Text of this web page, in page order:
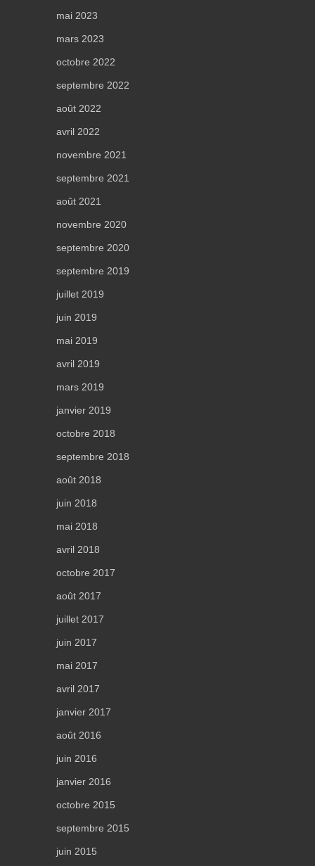
mai 2023
mars 2023
octobre 2022
septembre 2022
août 2022
avril 2022
novembre 2021
septembre 2021
août 2021
novembre 2020
septembre 2020
septembre 2019
juillet 2019
juin 2019
mai 2019
avril 2019
mars 2019
janvier 2019
octobre 2018
septembre 2018
août 2018
juin 2018
mai 2018
avril 2018
octobre 2017
août 2017
juillet 2017
juin 2017
mai 2017
avril 2017
janvier 2017
août 2016
juin 2016
janvier 2016
octobre 2015
septembre 2015
juin 2015